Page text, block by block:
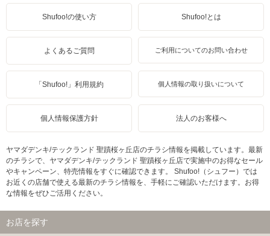
Shufoo!の使い方 Shufoo!とは
よくあるご質問 ご利用についてのお問い合わせ
「Shufoo!」利用規約 個人情報の取り扱いについて
個人情報保護方針 法人のお客様へ
ヤマダデンキ/テックランド 聖蹟桜ヶ丘店のチラシ情報を掲載しています。最新
のチラシで、ヤマダデンキ/テックランド 聖蹟桜ヶ丘店で実施中のお得なセール
やキャンペーン、特売情報をすぐに確認できます。 Shufoo!（シュフー）では
お近くの店舗で使える最新のチラシ情報を、手軽にご確認いただけます。お得
な情報をぜひご活用ください。
お店を探す